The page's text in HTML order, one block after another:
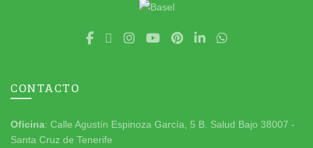
CONTACTO
Oficina: Calle Agustín Espinoza García, 5 B. Salud Bajo 38007 -
Santa Cruz de Tenerife